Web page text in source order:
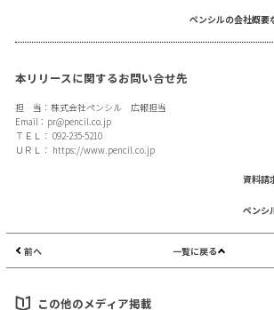
ペンシルの会社概要
本リリースに関するお問い合せ先
担 当：株式会社ペンシル 広報担当
Email： pr@pencil.co.jp
ＴＥＬ： 092-235-5210
ＵＲＬ： https://www.pencil.co.jp
資料請
ペンシ
前へ 一覧に戻る
この他のメディア掲載